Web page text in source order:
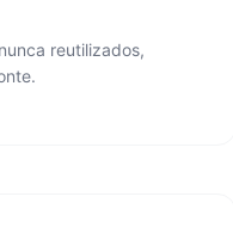
reutilizados,